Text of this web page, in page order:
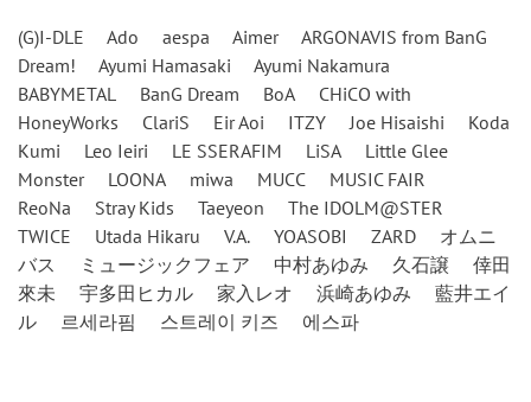
(G)I-DLE Ado aespa Aimer
ARGONAVIS from BanG
Dream!
Ayumi Hamasaki
Ayumi Nakamura
BABYMETAL
BanG Dream BoA
CHiCO with
HoneyWorks
ClariS Eir Aoi ITZY Joe Hisaishi
Koda
Kumi
Leo Ieiri LE SSERAFIM LiSA
Little Glee
Monster
LOONA miwa MUCC
MUSIC FAIR
ReoNa
Stray Kids Taeyeon
The IDOLM@STER
TWICE
Utada Hikaru V.A. YOASOBI ZARD
オムニ
バス
ミュージックフェア 中村あゆみ 久石譲
倖田
來未
宇多田ヒカル 家入レオ 浜崎あゆみ
藍井エイ
ル
르세라핌 스트레이 키즈 에스파